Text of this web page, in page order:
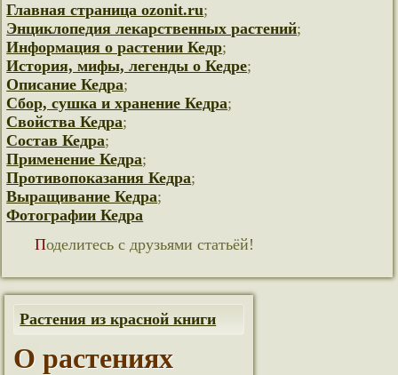
Главная страница ozonit.ru;
Энциклопедия лекарственных растений;
Информация о растении Кедр;
История, мифы, легенды о Кедре;
Описание Кедра;
Сбор, сушка и хранение Кедра;
Свойства Кедра;
Состав Кедра;
Применение Кедра;
Противопоказания Кедра;
Выращивание Кедра;
Фотографии Кедра
Поделитесь с друзьями статьёй!
Растения из красной книги
О растениях